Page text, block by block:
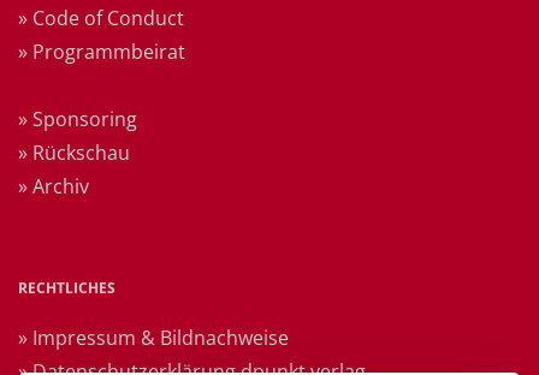
» Code of Conduct
» Programmbeirat
» Sponsoring
» Rückschau
» Archiv
RECHTLICHES
» Impressum & Bildnachweise